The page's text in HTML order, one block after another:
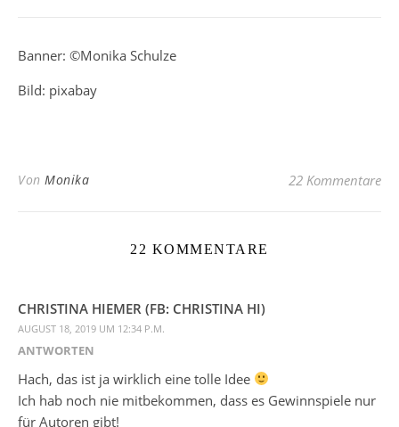
Banner: ©Monika Schulze
Bild: pixabay
Von Monika 22 Kommentare
22 KOMMENTARE
CHRISTINA HIEMER (FB: CHRISTINA HI)
AUGUST 18, 2019 UM 12:34 P.M.
ANTWORTEN
Hach, das ist ja wirklich eine tolle Idee
Ich hab noch nie mitbekommen, dass es Gewinnspiele nur
für Autoren gibt!